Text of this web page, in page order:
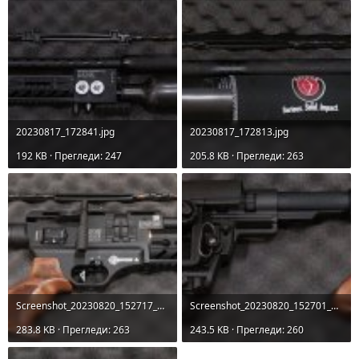
20230817_172841.jpg
192 KB · Прегледи: 247
20230817_172813.jpg
205.8 KB · Прегледи: 263
Screenshot_20230820_152717_Gallery.jpg
283.8 KB · Прегледи: 263
Screenshot_20230820_152701_Gallery.jpg
243.5 KB · Прегледи: 260